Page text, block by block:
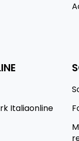
Italiaonline